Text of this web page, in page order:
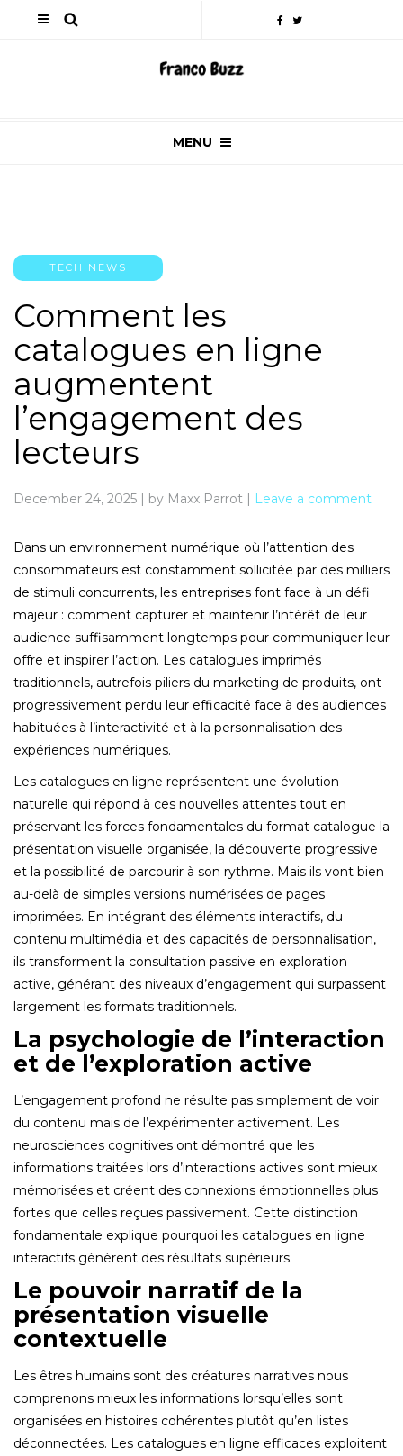
MENU
TECH NEWS
Comment les
catalogues en ligne
augmentent
l’engagement des
lecteurs
December 24, 2025 | by Maxx Parrot | Leave a comment
Dans un environnement numérique où l’attention des
consommateurs est constamment sollicitée par des milliers
de stimuli concurrents, les entreprises font face à un défi
majeur : comment capturer et maintenir l’intérêt de leur
audience suffisamment longtemps pour communiquer leur
offre et inspirer l’action. Les catalogues imprimés
traditionnels, autrefois piliers du marketing de produits, ont
progressivement perdu leur efficacité face à des audiences
habituées à l’interactivité et à la personnalisation des
expériences numériques.
Les catalogues en ligne représentent une évolution
naturelle qui répond à ces nouvelles attentes tout en
préservant les forces fondamentales du format catalogue la
présentation visuelle organisée, la découverte progressive
et la possibilité de parcourir à son rythme. Mais ils vont bien
au-delà de simples versions numérisées de pages
imprimées. En intégrant des éléments interactifs, du
contenu multimédia et des capacités de personnalisation,
ils transforment la consultation passive en exploration
active, générant des niveaux d’engagement qui surpassent
largement les formats traditionnels.
La psychologie de l’interaction
et de l’exploration active
L’engagement profond ne résulte pas simplement de voir
du contenu mais de l’expérimenter activement. Les
neurosciences cognitives ont démontré que les
informations traitées lors d’interactions actives sont mieux
mémorisées et créent des connexions émotionnelles plus
fortes que celles reçues passivement. Cette distinction
fondamentale explique pourquoi les catalogues en ligne
interactifs génèrent des résultats supérieurs.
Le pouvoir narratif de la
présentation visuelle
contextuelle
Les êtres humains sont des créatures narratives nous
comprenons mieux les informations lorsqu’elles sont
organisées en histoires cohérentes plutôt qu’en listes
déconnectées. Les catalogues en ligne efficaces exploitent